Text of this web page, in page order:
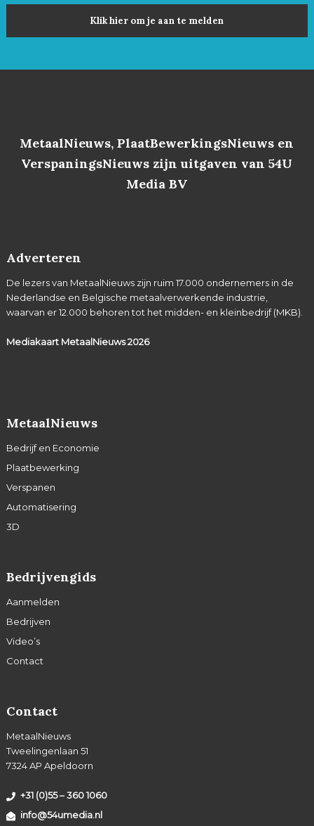
Klik hier om je aan te melden
MetaalNieuws, PlaatBewerkingsNieuws en
VerspaningsNieuws zijn uitgaven van 54U
Media BV
Adverteren
De lezers van MetaalNieuws zijn ruim 17.000 ondernemers in de
Nederlandse en Belgische metaalverwerkende industrie,
waarvan er 12.000 behoren tot het midden- en kleinbedrijf (MKB).
Mediakaart MetaalNieuws2026
MetaalNieuws
Bedrijf en Economie
Plaatbewerking
Verspanen
Automatisering
3D
Bedrijvengids
Aanmelden
Bedrijven
Video’s
Contact
Contact
MetaalNieuws
Tweelingenlaan 51
7324 AP Apeldoorn
+31 (0)55 – 360 1060
info@54umedia.nl